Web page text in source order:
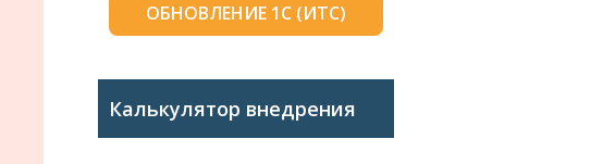
ОБНОВЛЕНИЕ 1С (ИТС)
Калькулятор внедрения